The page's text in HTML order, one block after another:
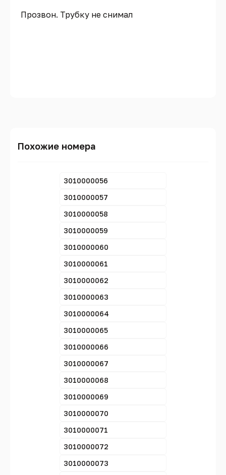
Прозвон. Трубку не снимал
Похожие номера
3010000056
3010000057
3010000058
3010000059
3010000060
3010000061
3010000062
3010000063
3010000064
3010000065
3010000066
3010000067
3010000068
3010000069
3010000070
3010000071
3010000072
3010000073